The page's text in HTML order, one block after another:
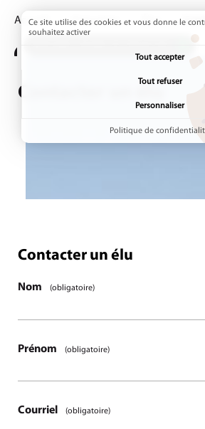
Accueil Annuaires Élus
Contacter un élu
Étape1/1
Contacter un élu
Nom (obligatoire)
Prénom (obligatoire)
Courriel (obligatoire)
Ce site utilise des cookies et vous donne le
souhaitez activer
Tout accepter
Tout refuser
Personnaliser
Politique de